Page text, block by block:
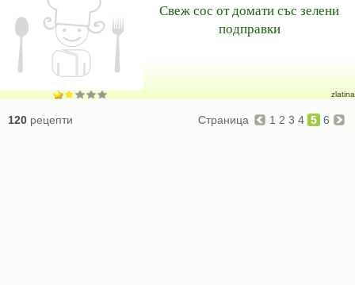
Свеж сос от домати със зелени
подправки
zlatina
120 рецепти Страница 1 2 3 4 5 6